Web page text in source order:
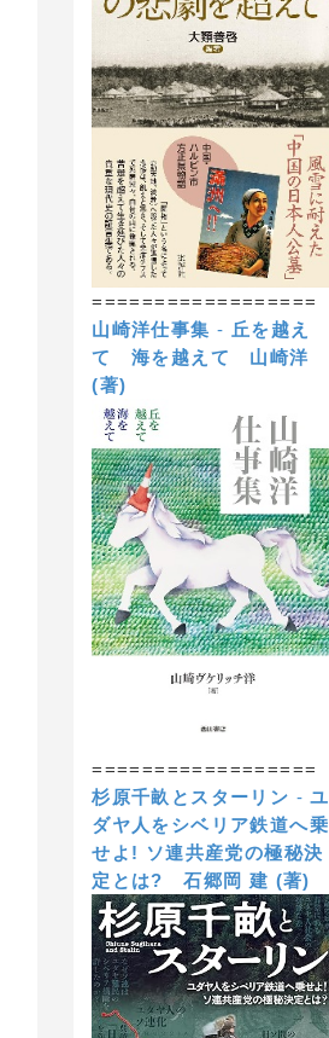
==================
山崎洋仕事集 - 丘を越え
て 海を越えて
山崎洋
(著)
==================
杉原千畝とスターリン -ユ
ダヤ人をシベリア鉄道へ乗
せよ! ソ連共産党の極秘決
定とは?
石郷岡 建 (著)